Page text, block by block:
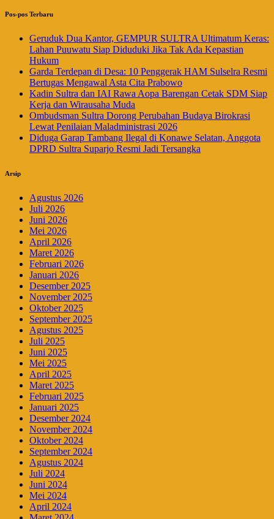
Pos-pos Terbaru
Geruduk Dua Kantor, GEMPUR SULTRA Ultimatum Keras:
Lahan Puuwatu Siap Diduduki Jika Tak Ada Kepastian
Hukum
Garda Terdepan di Desa: 10 Penggerak HAM Sulselra Resmi
Bertugas Mengawal Asta Cita Prabowo
Kadin Sultra dan IAI Rawa Aopa Barengan Cetak SDM Siap
Kerja dan Wirausaha Muda
Ombudsman Sultra Dorong Perubahan Budaya Birokrasi
Lewat Penilaian Maladministrasi 2026
Diduga Garap Tambang Ilegal di Konawe Selatan, Anggota
DPRD Sultra Suparjo Resmi Jadi Tersangka
Arsip
Agustus 2026
Juli 2026
Juni 2026
Mei 2026
April 2026
Maret 2026
Februari 2026
Januari 2026
Desember 2025
November 2025
Oktober 2025
September 2025
Agustus 2025
Juli 2025
Juni 2025
Mei 2025
April 2025
Maret 2025
Februari 2025
Januari 2025
Desember 2024
November 2024
Oktober 2024
September 2024
Agustus 2024
Juli 2024
Juni 2024
Mei 2024
April 2024